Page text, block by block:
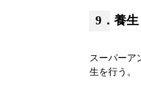
9．養生
スーパーア
生を行う。